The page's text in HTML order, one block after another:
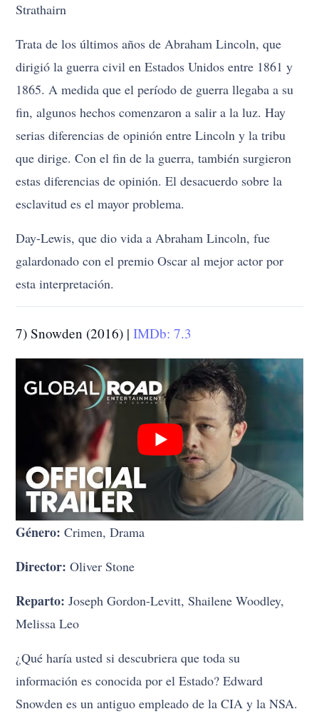
Strathairn
Trata de los últimos años de Abraham Lincoln, que
dirigió la guerra civil en Estados Unidos entre 1861 y
1865. A medida que el período de guerra llegaba a su
fin, algunos hechos comenzaron a salir a la luz. Hay
serias diferencias de opinión entre Lincoln y la tribu
que dirige. Con el fin de la guerra, también surgieron
estas diferencias de opinión. El desacuerdo sobre la
esclavitud es el mayor problema.
Day-Lewis, que dio vida a Abraham Lincoln, fue
galardonado con el premio Oscar al mejor actor por
esta interpretación.
7) Snowden (2016) |IMDb: 7.3
Género: Crimen, Drama
Director:Oliver Stone
Reparto: Joseph Gordon-Levitt, Shailene Woodley,
Melissa Leo
¿Qué haría usted si descubriera que toda su
información es conocida por el Estado? Edward
Snowden es un antiguo empleado de la CIA y la NSA.